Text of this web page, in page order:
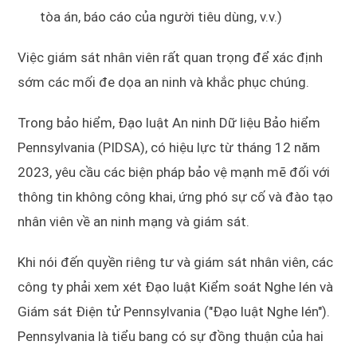
tòa án, báo cáo của người tiêu dùng, v.v.)
Việc giám sát nhân viên rất quan trọng để xác định
sớm các mối đe dọa an ninh và khắc phục chúng.
Trong bảo hiểm, Đạo luật An ninh Dữ liệu Bảo hiểm
Pennsylvania (PIDSA), có hiệu lực từ tháng 12 năm
2023, yêu cầu các biện pháp bảo vệ mạnh mẽ đối với
thông tin không công khai, ứng phó sự cố và đào tạo
nhân viên về an ninh mạng và giám sát.
Khi nói đến quyền riêng tư và giám sát nhân viên, các
công ty phải xem xét Đạo luật Kiểm soát Nghe lén và
Giám sát Điện tử Pennsylvania ("Đạo luật Nghe lén").
Pennsylvania là tiểu bang có sự đồng thuận của hai